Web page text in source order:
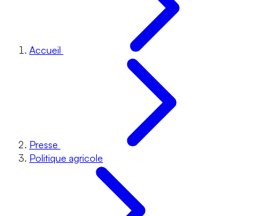
Accueil
Presse
Politique agricole